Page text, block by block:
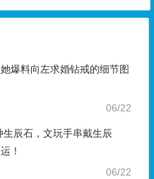
爆料向左求婚钻戒的细节图
06/22
辰石，文玩手串戴生辰
！
06/22